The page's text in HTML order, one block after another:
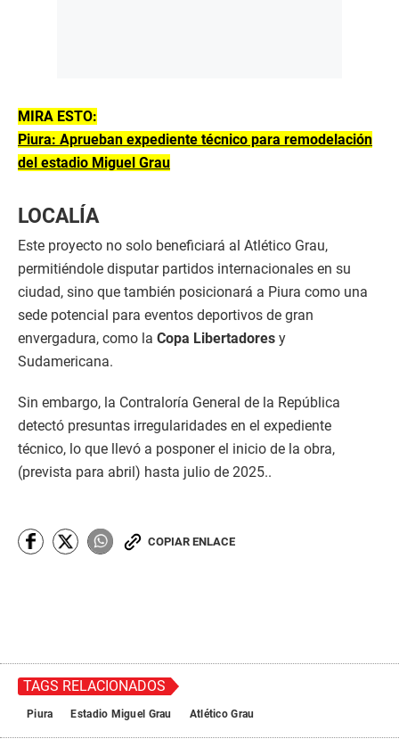
MIRA ESTO:
Piura: Aprueban expediente técnico para remodelación
del estadio Miguel Grau
LOCALÍA
Este proyecto no solo beneficiará al Atlético Grau,
permitiéndole disputar partidos internacionales en su
ciudad, sino que también posicionará a Piura como una
sede potencial para eventos deportivos de gran
envergadura, como la Copa Libertadores y
Sudamericana.
Sin embargo, la Contraloría General de la República
detectó presuntas irregularidades en el expediente
técnico, lo que llevó a posponer el inicio de la obra,
(prevista para abril) hasta julio de 2025..
COPIAR ENLACE
TAGS RELACIONADOS
Piura Estadio Miguel Grau Atlético Grau